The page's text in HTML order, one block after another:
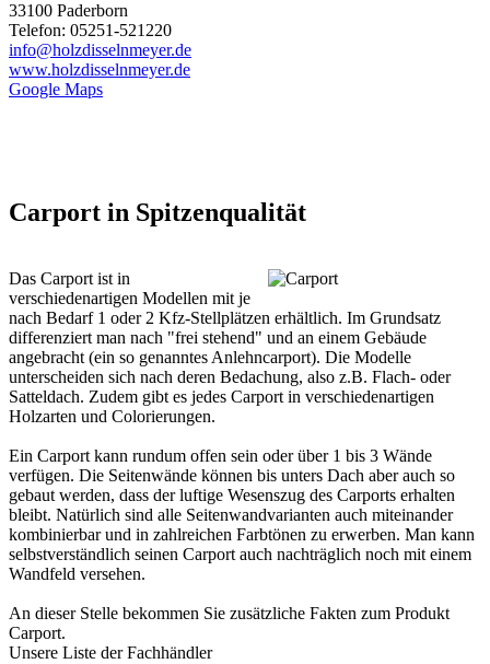
33100 Paderborn
Telefon: 05251-521220
info@holzdisselnmeyer.de
www.holzdisselnmeyer.de
Google Maps
Carport in Spitzenqualität
Das Carport ist in
verschiedenartigen Modellen mit je
nach Bedarf 1 oder 2 Kfz-Stellplätzen erhältlich. Im Grundsatz
differenziert man nach "frei stehend" und an einem Gebäude
angebracht (ein so genanntes Anlehncarport). Die Modelle
unterscheiden sich nach deren Bedachung, also z.B. Flach- oder
Satteldach. Zudem gibt es jedes Carport in verschiedenartigen
Holzarten und Colorierungen.
Ein Carport kann rundum offen sein oder über 1 bis 3 Wände
verfügen. Die Seitenwände können bis unters Dach aber auch so
gebaut werden, dass der luftige Wesenszug des Carports erhalten
bleibt. Natürlich sind alle Seitenwandvarianten auch miteinander
kombinierbar und in zahlreichen Farbtönen zu erwerben. Man kann
selbstverständlich seinen Carport auch nachträglich noch mit einem
Wandfeld versehen.
An dieser Stelle bekommen Sie zusätzliche Fakten zum Produkt
Carport.
Unsere Liste derFachhändler